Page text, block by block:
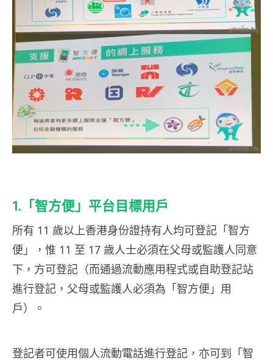
1.「智方便」平台目標用戶
所有 11 歲以上香港身份證持有人均可登記「智方
便」，惟 11 至 17 歲人士必須在父母或監護人同意
下，方可登記（而通過流動應用程式或自助登記站
進行登記，父母或監護人必須為「智方便」用
戶）。
登記者可使用個人流動電話進行登記，亦可到「智